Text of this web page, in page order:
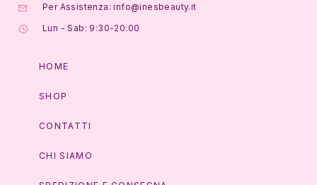
Per Assistenza: info@inesbeauty.it
Lun - Sab: 9:30-20:00
HOME
SHOP
CONTATTI
CHI SIAMO